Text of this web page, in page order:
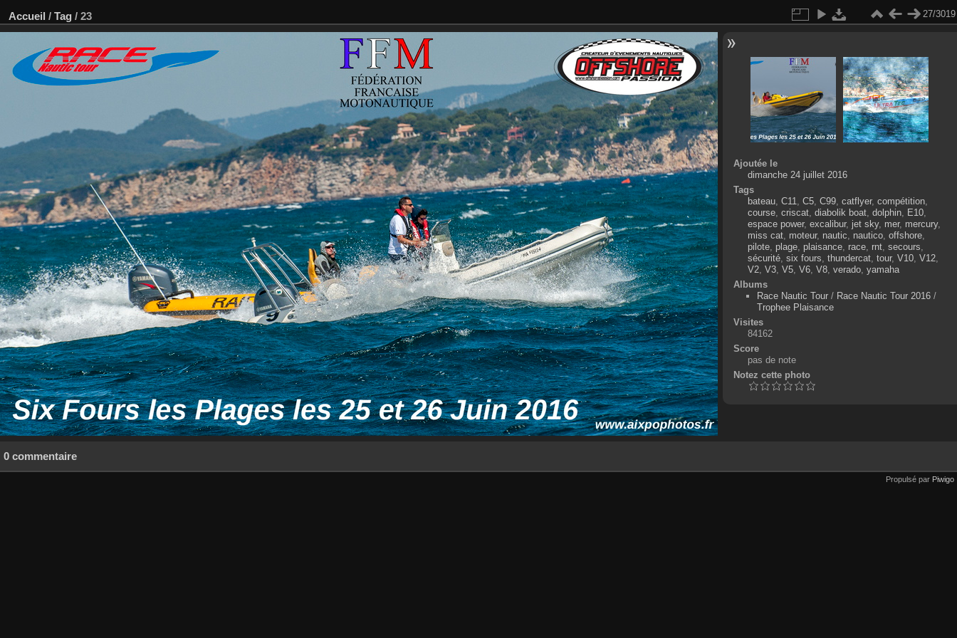
Accueil / Tag / 23 27/3019
Ajoutée le
dimanche 24 juillet 2016
Tags
bateau, C11, C5, C99, catflyer, compétition,
course, criscat, diabolik boat, dolphin, E10,
espace power, excalibur, jet sky, mer, mercury,
miss cat, moteur, nautic, nautico, offshore,
pilote, plage, plaisance, race, rnt, secours,
sécurité, six fours, thundercat, tour, V10, V12,
V2, V3, V5, V6, V8, verado, yamaha
Albums
Race Nautic Tour/ Race Nautic Tour 2016/
Trophee Plaisance
Visites
84162
Score
pas de note
Notez cette photo
0 commentaire
Propulsé par Piwigo